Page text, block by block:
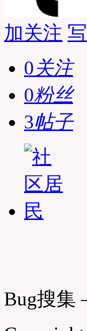
加关注
0关注
0粉丝
3帖子
Bug搜集